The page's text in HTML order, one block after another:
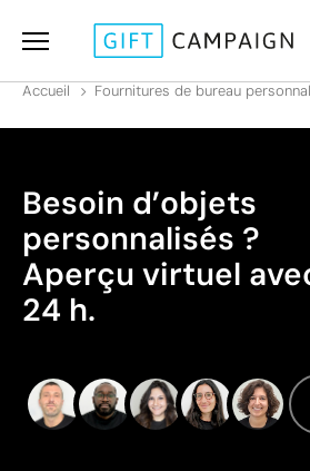
Accueil Fournitures de bureau
Besoin d’objets
personnalisés ?
Aperçu virtuel
24 h.